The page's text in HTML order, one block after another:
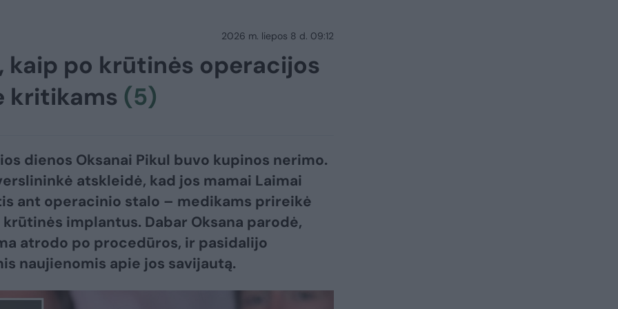
2026 m. liepos 8 d. 09:12
kaip po krūtinės operacijos
kritikams (5)
dienos Oksanai Pikul buvo kupinos nerimo.
atskleidė, kad jos mamai Laimai
ant operacinio stalo – medikams prireikė
implantus. Dabar Oksana parodė,
atrodo po procedūros, ir pasidalijo
naujienomis apie jos savijautą.